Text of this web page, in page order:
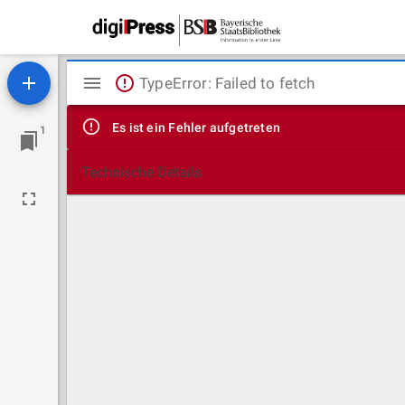
1
Mirador
Viewer
TypeError: Failed to fetch
Es ist ein Fehler aufgetreten
Technische Details